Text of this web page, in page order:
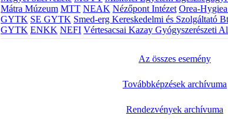
Mátra Múzeum MTT NEAK Nézőpont Intézet Orea-
GYTK SE GYTK Smed-erg Kereskedelmi és Szolgáltató Bt
GYTK ENKK NEFI Vértesacsai Kazay Gyógyszerészeti
Az összes esemény
Továbbképzések archívuma
Rendezvények archívuma